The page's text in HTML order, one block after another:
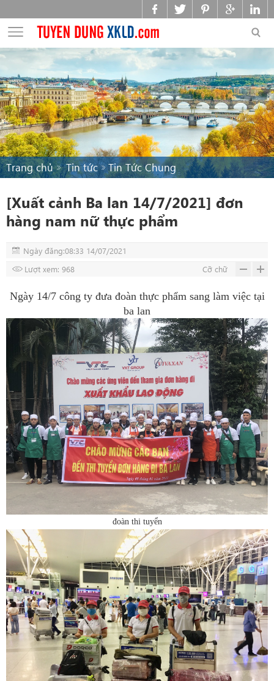
Trang chủ Tin tức Tin Tức Chung
[Xuất cảnh Ba lan 14/7/2021] đơn
hàng nam nữ thực phẩm
Ngày đăng:08:33 14/07/2021
Lượt xem: 968
Cỡ chữ
Ngày 14/7 công ty đưa đoàn thực phẩm sang làm việc tại
ba lan
đoàn thi tuyển